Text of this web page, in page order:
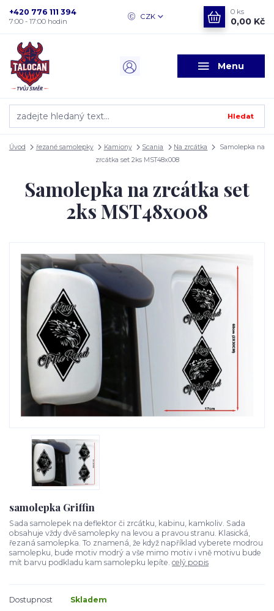
Menu
CZK
Hledat
+420 776 111 394
7:00 - 17:00 hodin
0 ks
0,00 Kč
Úvod řezané samolepky Kamiony Scania Na zrcátka
Samolepka na
zrcátka set 2ks MST48x008
Samolepka na zrcátka set
2ks MST48x008
samolepka Griffin
Sada samolepek na deflektor či zrcátku, kabinu, kamkoliv. Sada
obsahuje vždy dvě samolepky na levou a pravou stranu. Klasická,
řezaná samolepka. To znamená, že když například vyberete modrou
samolepku, bude motiv modrý a vše mimo motiv i vně motivu bude
mít barvu podkladu kam samolepku lepíte. celý popis
Dostupnost
Skladem